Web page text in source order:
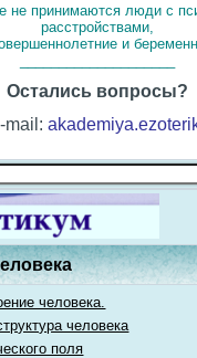
не принимаются люди с
расстройствами,
и
Остались вопросы?
mail:
человека.
человека
поля